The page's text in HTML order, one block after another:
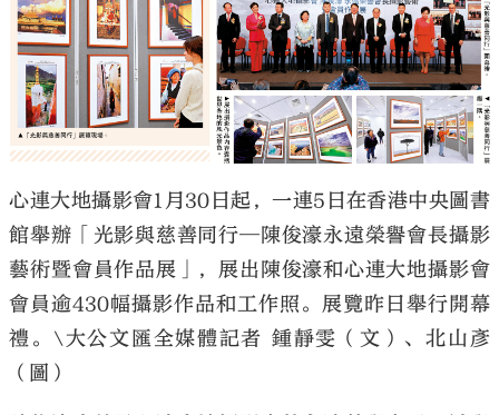
大公文匯
心連大地攝影會1月30日起，一連5日在香港中央圖書
館舉辦「光影與慈善同行─陳俊濠永遠榮譽會長攝影
藝術暨會員作品展」，展出陳俊濠和心連大地攝影會
會員逾430幅攝影作品和工作照。展覽昨日舉行開幕
禮。\大公文匯全媒體記者 鍾靜雯（文）、北山彥
（圖）